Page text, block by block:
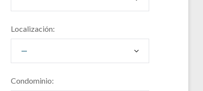
Localización:
Condominio: